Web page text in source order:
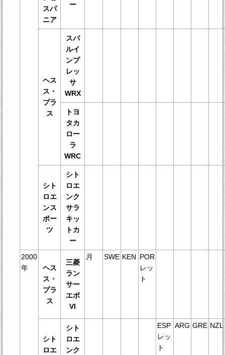
ー
スパ
ニア
ヘス
ス・
プラ
ス
スバ
ルイ
ンプ
レッ
サ
WRX
トヨ
タカ
ロー
ラ
WRC
シト
ロエ
ンス
ポー
ツ
シト
ロエ
ンク
サラ
キッ
トカ
ー
2000
年
ヘス
ス・
プラ
ス
三菱
ラン
サー
エボ
VI
月 SWE KEN POR
レッ
ト
シト
ロエ
シト
ロエ
ンク
ESP
レッ
ト
ARG GRE NZL